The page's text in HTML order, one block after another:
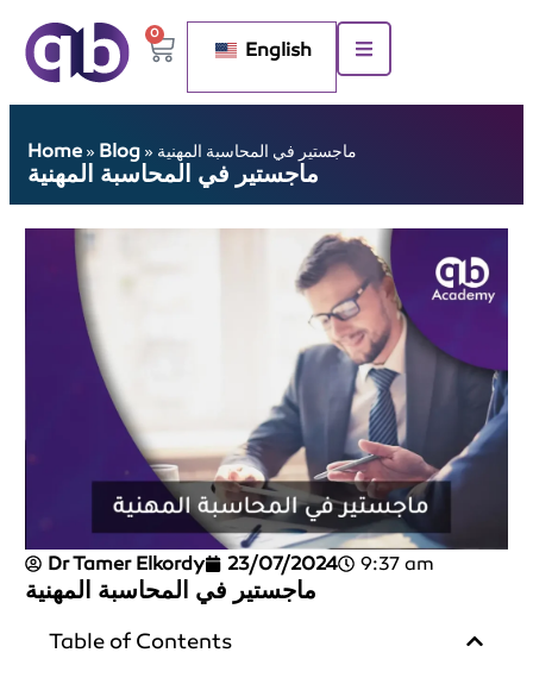
0
English
Home » Blog » ماجستير في المحاسبة المهنية
ماجستير في المحاسبة المهنية
Dr Tamer Elkordy 23/07/2024 9:37 am
ماجستير في المحاسبة المهنية
Table of Contents